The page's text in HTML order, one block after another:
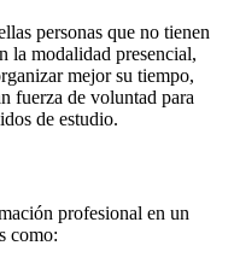
personas que no tienen
la modalidad presencial,
mejor su tiempo,
fuerza de voluntad para
de estudio.
profesional en un
como: